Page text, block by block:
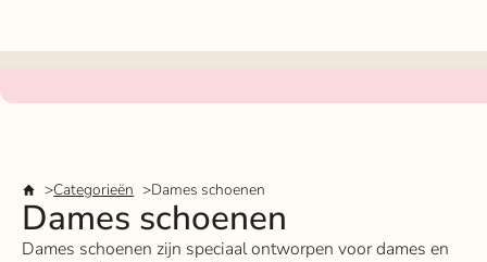
Categorieën Dames schoenen
Dames schoenen
Dames schoenen zijn speciaal ontworpen voor dames en